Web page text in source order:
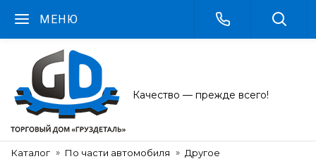
МЕНЮ
Качество — прежде всего!
Каталог По части автомобиля Другое